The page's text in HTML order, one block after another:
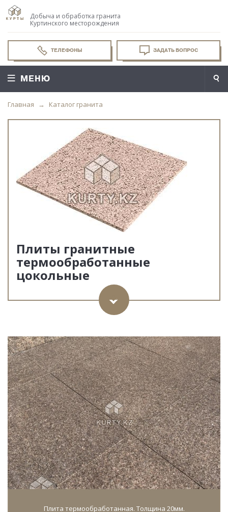
Добыча и обработка гранита
Куртинского месторождения
ТЕЛЕФОНЫ ЗАДАТЬ ВОПРОС
МЕНЮ
Главная Каталог гранита
Плиты гранитные
термообработанные
цокольные
Плита термообработанная. Толщина 20мм.